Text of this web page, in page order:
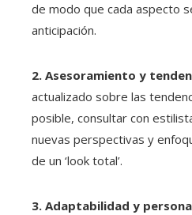
de modo que cada aspecto
anticipación.
2. Asesoramiento y
actualizado sobre las
posible, consultar con
nuevas perspectivas y
de un ‘look total’.
3. Adaptabilidad y